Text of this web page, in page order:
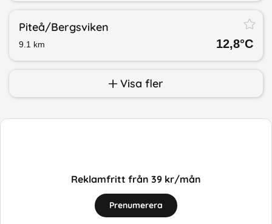
Piteå/​Bergsviken
9.1 km 12,8°C
Visa fler
Reklamfritt från 39 kr/mån
Prenumerera